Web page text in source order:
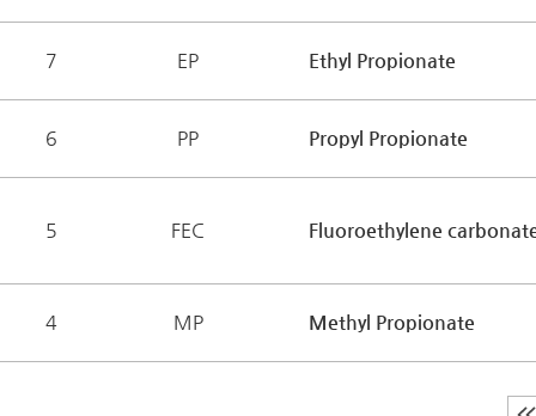
7 EP Ethyl Propionate
6 PP Propyl Propionate
5 FEC Fluoroethylene
4 MP Methyl Propionate